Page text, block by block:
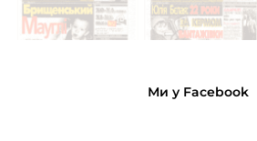
Ми у Facebook